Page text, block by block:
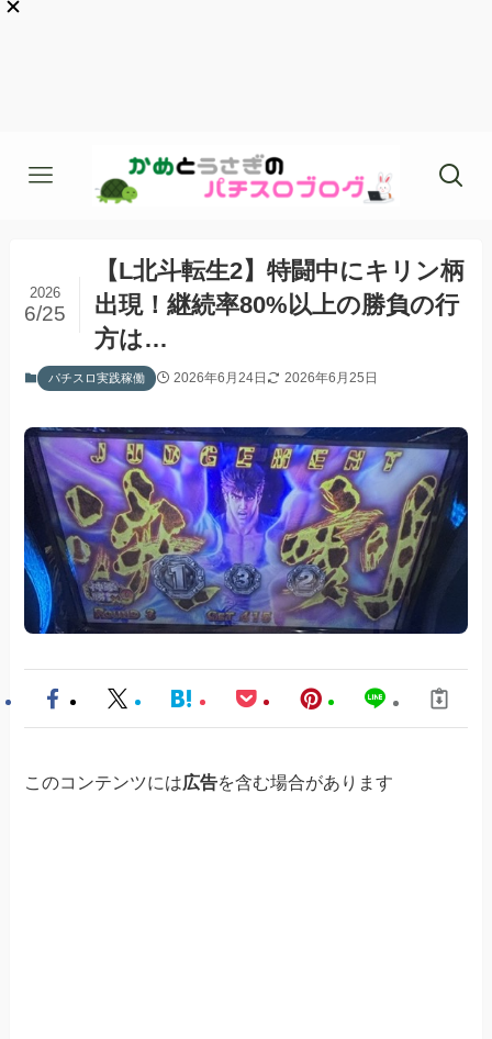
【L北斗転生2】特闘中にキリン柄
出現！継続率80%以上の勝負の行
方は…
2026
6/25
パチスロ実践稼働 2026年6月24日 2026年6月25日
このコンテンツには広告を含む場合があります